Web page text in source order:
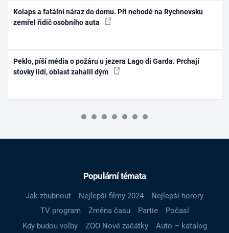
Kolaps a fatální náraz do domu. Při nehodě na Rychnovsku
zemřel řidič osobního auta
Peklo, píší média o požáru u jezera Lago di Garda. Prchají
stovky lidí, oblast zahalil dým
Populární témata
Jak zhubnout Nejlepší filmy 2024
Nejlepší horory
TV program
Změna času Partie
Počasí
Kdy budou volby
ZOO Nové začátky
Auto – katalog